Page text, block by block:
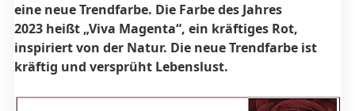
eine neue Trendfarbe. Die Farbe des Jahres
2023 heißt „Viva Magenta“, ein kräftiges Rot,
inspiriert von der Natur. Die neue Trendfarbe ist
kräftig und versprüht Lebenslust.